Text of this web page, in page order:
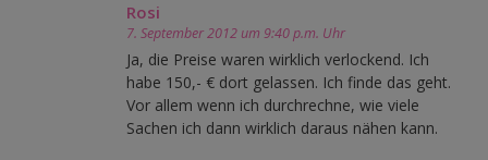
Rosi
7. September 2012 um 9:40 p.m. Uhr
Ja, die Preise waren wirklich verlockend. Ich
habe 150,- € dort gelassen. Ich finde das geht.
Vor allem wenn ich durchrechne, wie viele
Sachen ich dann wirklich daraus nähen kann.